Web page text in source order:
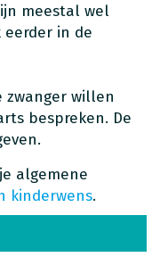
meestal wel
eerder in de
zwanger willen
bespreken. De
algemene
kinderwens.